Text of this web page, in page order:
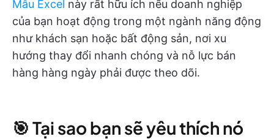
Mẫu Excel này rất hữu ích nếu doanh nghiệp
của bạn hoạt động trong một ngành năng động
như khách sạn hoặc bất động sản, nơi xu
hướng thay đổi nhanh chóng và nỗ lực bán
hàng hàng ngày phải được theo dõi.
🎯 Tại sao bạn sẽ yêu thích nó